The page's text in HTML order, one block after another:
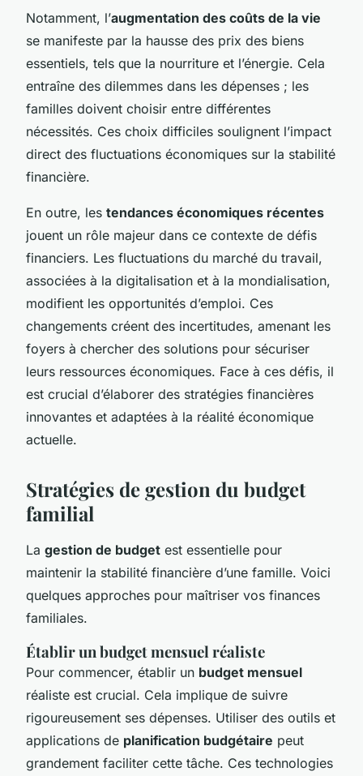
Notamment, l’augmentation des coûts de la vie
se manifeste par la hausse des prix des biens
essentiels, tels que la nourriture et l’énergie. Cela
entraîne des dilemmes dans les dépenses ; les
familles doivent choisir entre différentes
nécessités. Ces choix difficiles soulignent l’impact
direct des fluctuations économiques sur la stabilité
financière.
En outre, les tendances économiques récentes
jouent un rôle majeur dans ce contexte de défis
financiers. Les fluctuations du marché du travail,
associées à la digitalisation et à la mondialisation,
modifient les opportunités d’emploi. Ces
changements créent des incertitudes, amenant les
foyers à chercher des solutions pour sécuriser
leurs ressources économiques. Face à ces défis, il
est crucial d’élaborer des stratégies financières
innovantes et adaptées à la réalité économique
actuelle.
Stratégies de gestion du budget
familial
La gestion de budget est essentielle pour
maintenir la stabilité financière d’une famille. Voici
quelques approches pour maîtriser vos finances
familiales.
Établir un budget mensuel réaliste
Pour commencer, établir un budget mensuel
réaliste est crucial. Cela implique de suivre
rigoureusement ses dépenses. Utiliser des outils et
applications de planification budgétaire peut
grandement faciliter cette tâche. Ces technologies